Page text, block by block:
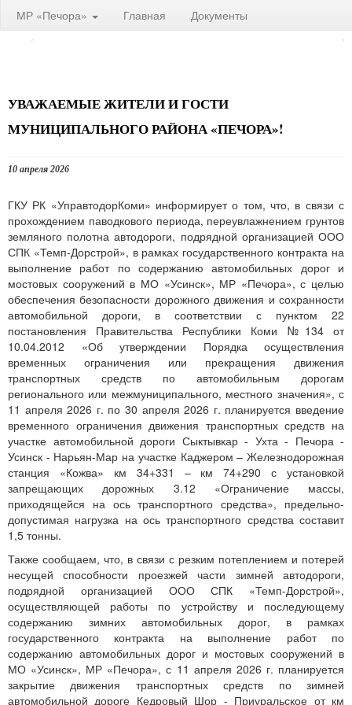
МР «Печора» Главная Документы
УВАЖАЕМЫЕ ЖИТЕЛИ И ГОСТИ
МУНИЦИПАЛЬНОГО РАЙОНА «ПЕЧОРА»!
10 апреля 2026
ГКУ РК «УправтодорКоми» информирует о том, что, в связи с
прохождением паводкового периода, переувлажнением грунтов
земляного полотна автодороги, подрядной организацией ООО
СПК «Темп-Дорстрой», в рамках государственного контракта на
выполнение работ по содержанию автомобильных дорог и
мостовых сооружений в МО «Усинск», МР «Печора», с целью
обеспечения безопасности дорожного движения и сохранности
автомобильной дороги, в соответствии с пунктом 22
постановления Правительства Республики Коми №134 от
10.04.2012 «Об утверждении Порядка осуществления
временных ограничения или прекращения движения
транспортных средств по автомобильным дорогам
регионального или межмуниципального, местного значения», с
11 апреля 2026 г. по 30 апреля 2026 г. планируется введение
временного ограничения движения транспортных средств на
участке автомобильной дороги Сыктывкар - Ухта - Печора -
Усинск - Нарьян-Мар на участке Каджером – Железнодорожная
станция «Кожва» км 34+331 – км 74+290 с установкой
запрещающих дорожных 3.12 «Ограничение массы,
приходящейся на ось транспортного средства», предельно-
допустимая нагрузка на ось транспортного средства составит
1,5 тонны.
Также сообщаем, что, в связи с резким потеплением и потерей
несущей способности проезжей части зимней автодороги,
подрядной организацией ООО СПК «Темп-Дорстрой»,
осуществляющей работы по устройству и последующему
содержанию зимних автомобильных дорог, в рамках
государственного контракта на выполнение работ по
содержанию автомобильных дорог и мостовых сооружений в
МО «Усинск», МР «Печора», с 11 апреля 2026 г. планируется
закрытие движения транспортных средств по зимней
автомобильной дороге Кедровый Шор - Приуральское от км